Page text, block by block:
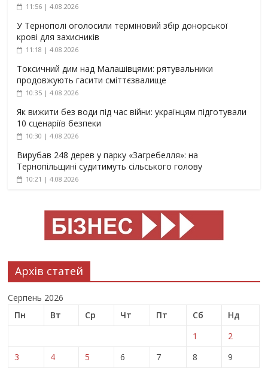
11:56 | 4.08.2026
У Тернополі оголосили терміновий збір донорської
крові для захисників
11:18 | 4.08.2026
Токсичний дим над Малашівцями: рятувальники
продовжують гасити сміттєзвалище
10:35 | 4.08.2026
Як вижити без води під час війни: українцям підготували
10 сценаріїв безпеки
10:30 | 4.08.2026
Вирубав 248 дерев у парку «Загребелля»: на
Тернопільщині судитимуть сільського голову
10:21 | 4.08.2026
Архів статей
Серпень 2026
Пн
Вт Ср Чт Пт Сб
Нд
1
2
3
4 5 6 7 8
9